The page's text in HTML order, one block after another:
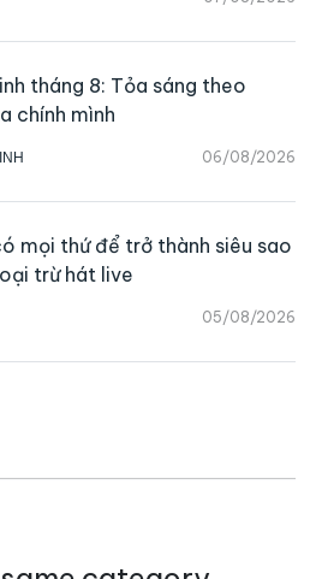
06/08/2026
tháng 8: Tỏa sáng theo
chính mình
05/08/2026
mọi thứ để trở thành siêu sao
trừ hát live